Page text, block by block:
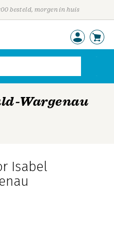
besteld, morgen in huis
Wargenau
Isabel